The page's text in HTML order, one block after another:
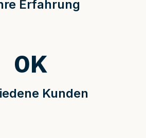
Erfahrung
Kunden
0K